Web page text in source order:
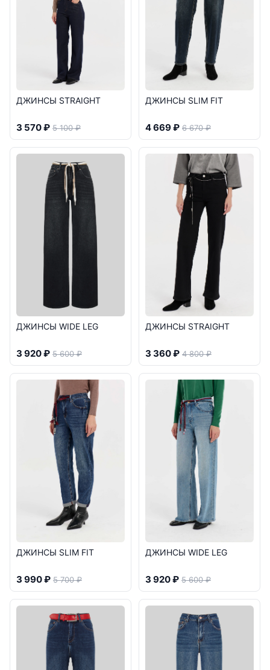
ДЖИНСЫ STRAIGHT
3 570 ₽ 5 100 ₽
ДЖИНСЫ SLIM FIT
4 669 ₽ 6 670 ₽
ДЖИНСЫ WIDE LEG
3 920 ₽ 5 600 ₽
ДЖИНСЫ STRAIGHT
3 360 ₽ 4 800 ₽
ДЖИНСЫ SLIM FIT
3 990 ₽ 5 700 ₽
ДЖИНСЫ WIDE LEG
3 920 ₽ 5 600 ₽